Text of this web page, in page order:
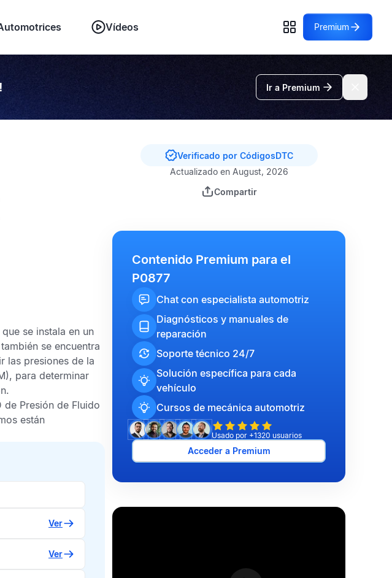
Vídeos Premium
Ir a Premium
se instala en un
se encuentra
las presiones de la
para determinar
de Presión de Fluido
están
Ver
Ver
Verificado por CódigosDTC
Actualizado en August, 2026
Compartir
Contenido Premium para el
P0877
Chat con especialista automotriz
Diagnósticos y manuales de
reparación
Soporte técnico 24/7
Solución específica para cada
vehículo
Cursos de mecánica automotriz
Usado por +1320 usuarios
Acceder a Premium